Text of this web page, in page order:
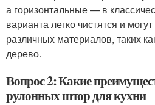
а горизонтальные — в
варианта легко чистятся и
различных материалов, таких
дерево.
Вопрос 2: Какие
рулонных штор для кухни